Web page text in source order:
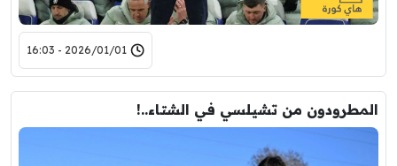
2026/01/01 - 16:03
المطرودون من تشيلسي في الشتاء..!